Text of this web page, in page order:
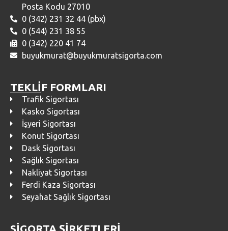
Posta Kodu 27010
0 (342) 231 32 44 (pbx)
0 (544) 231 38 55
0 (342) 220 41 74
buyukmurat@buyukmuratsigorta.com
TEKLİF FORMLARI
Trafik Sigortası
Kasko Sigortası
İşyeri Sigortası
Konut Sigortası
Dask Sigortası
Sağlık Sigortası
Nakliyat Sigortası
Ferdi Kaza Sigortası
Seyahat Sağlık Sigortası
SİGORTA ŞİRKETLERİ